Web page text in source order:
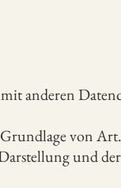
anderen
von
und